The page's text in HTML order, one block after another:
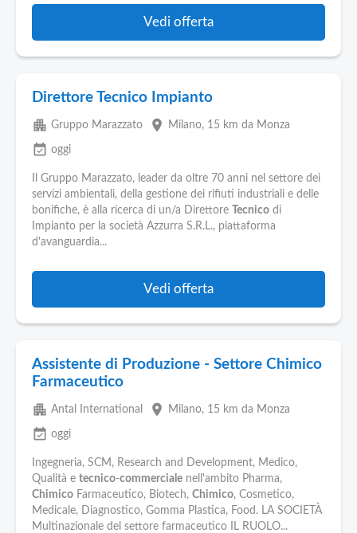
Vedi offerta
Direttore Tecnico Impianto
apartment Gruppo Marazzato place Milano, 15 km da Monza
event_available oggi
Il Gruppo Marazzato, leader da oltre 70 anni nel settore dei
servizi ambientali, della gestione dei rifiuti industriali e delle
bonifiche, è alla ricerca di un/a Direttore
Tecnico di
Impianto per la società Azzurra S.R.L., piattaforma
d'avanguardia...
Vedi offerta
Assistente di Produzione - Settore Chimico
Farmaceutico
apartment Antal International place Milano, 15 km da Monza
event_available oggi
Ingegneria, SCM, Research and Development, Medico,
Qualità e tecnico-commerciale nell'ambito Pharma,
Chimico Farmaceutico, Biotech, Chimico, Cosmetico,
Medicale, Diagnostico, Gomma Plastica, Food. LA SOCIETÀ
Multinazionale del settore farmaceutico IL RUOLO...